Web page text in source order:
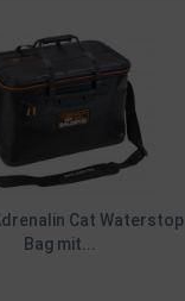
Cat Waterstop
Bag mit...